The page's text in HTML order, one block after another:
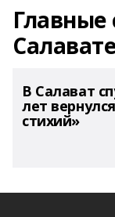
Главные
В Салават
лет
стихий»